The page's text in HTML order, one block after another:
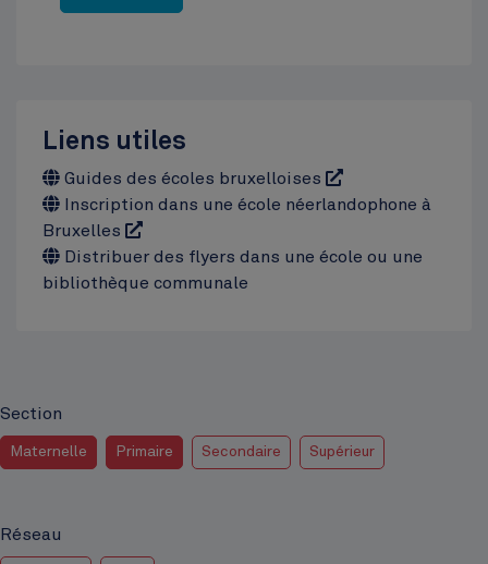
Liens utiles
Guides des écoles bruxelloises
Inscription dans une école néerlandophone à
Bruxelles
Distribuer des flyers dans une école ou une
bibliothèque communale
Section
Maternelle Primaire Secondaire Supérieur
Réseau